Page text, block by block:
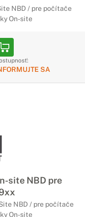
NBD / pre počítače
On-site
SA
site NBD pre
NBD / pre počítače
On-site